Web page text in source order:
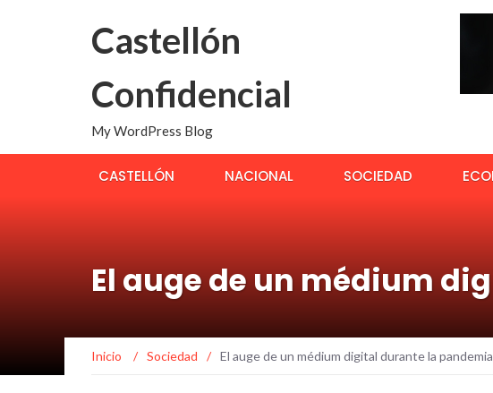
Castellón
Confidencial
My WordPress Blog
CASTELLÓN NACIONAL SOCIEDAD
El auge de un médium
Inicio / Sociedad / El auge de un médium digital durante la pandemia